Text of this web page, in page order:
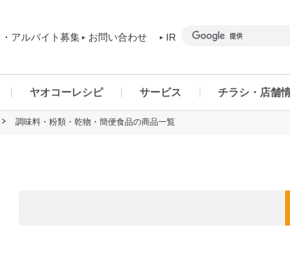
アルバイト募集 お問い合わせ IR
ヤオコーレシピ サービス チラシ・店舗
調味料・粉類・乾物・簡便食品の商品一覧